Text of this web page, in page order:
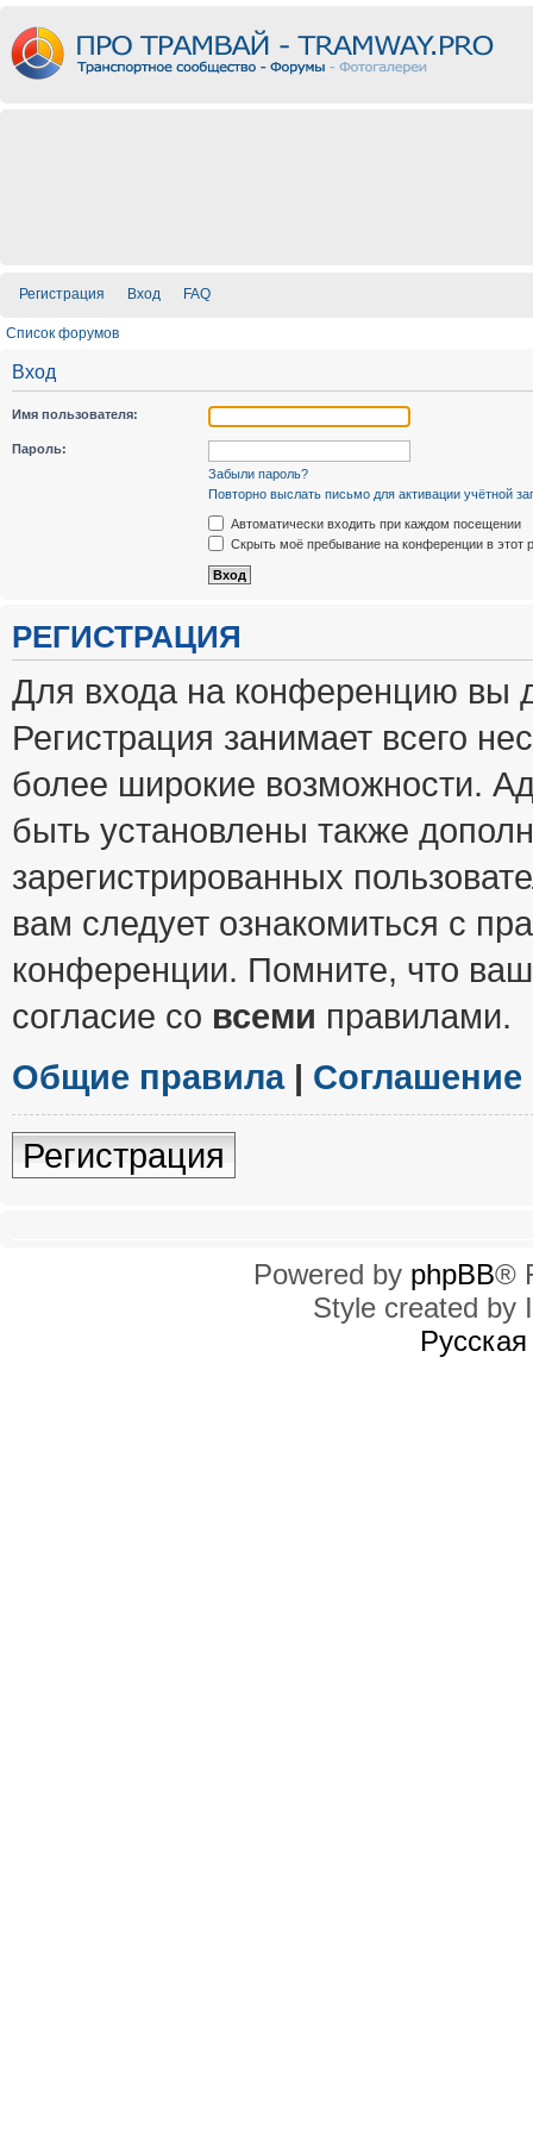
Регистрация Вход FAQ
Список форумов
Вход
Имя пользователя:
Пароль:
Забыли пароль?
Повторно выслать письмо для активации учётной
Автоматически входить при каждом посещении
Скрыть моё пребывание на конференции в этот
РЕГИСТРАЦИЯ
Для входа на конференцию вы
Регистрация занимает всего
более широкие возможности.
быть установлены также
зарегистрированных
вам следует ознакомиться с
конференции. Помните, что
согласие со всеми правилами.
Общие правила|
Регистрация
Powered by phpBB®
Style created by